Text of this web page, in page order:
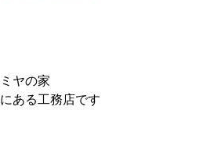
ヤの家
ある工務店です